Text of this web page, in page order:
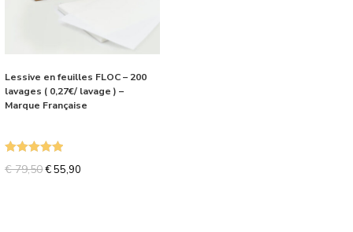
Lessive en feuilles FLOC – 200
lavages ( 0,27€/ lavage ) –
Marque Française
€79,50€55,90